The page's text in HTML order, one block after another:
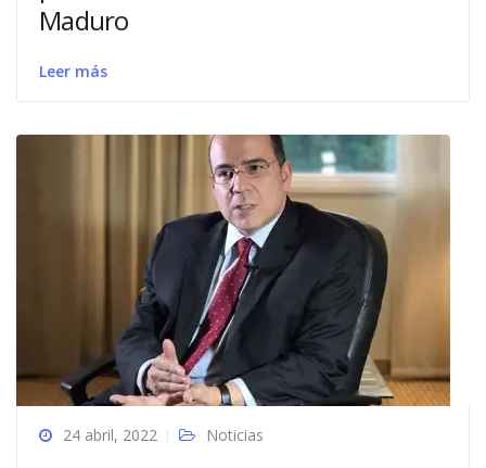
Maduro
Leer más
24 abril, 2022 Noticias